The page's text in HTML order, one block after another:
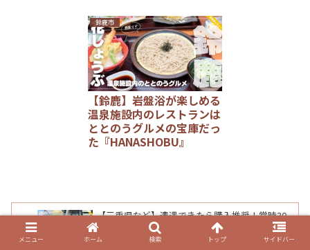
鈴鹿市
【鈴鹿】岩盤浴が楽しめる
温泉施設内のレストランは
ととのうグルメの宝庫だっ
た『HANASHOBU』
【三重県など】遭遇できたら購入推奨！常時30
種のクリームソーダが揃ってるお洒落キッチン
カー『街ゆく喫茶店』
メニュー ホーム 検索 トップ サイドバー